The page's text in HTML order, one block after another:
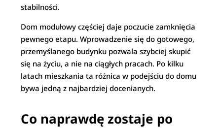
stabilności.
Dom modułowy częściej daje poczucie zamknięcia
pewnego etapu. Wprowadzenie się do gotowego,
przemyślanego budynku pozwala szybciej skupić
się na życiu, a nie na ciągłych pracach. Po kilku
latach mieszkania ta różnica w podejściu do domu
bywa jedną z najbardziej docenianych.
Co naprawdę zostaje po